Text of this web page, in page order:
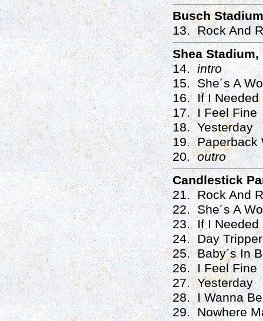
Busch
13. Rock And
Shea Stadium,
14.intro
15. She´s A
16. If I Needed
17. I Feel Fine
18. Yesterday
19. Paperback
20.outro
Candlestick
21. Rock And
22. She´s A
23. If I Needed
24. Day Tripper
25. Baby´s In
26. I Feel Fine
27. Yesterday
28. I Wanna
29. Nowhere